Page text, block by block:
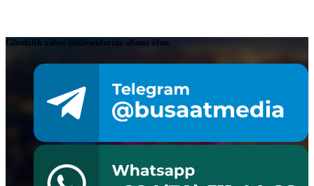
Gündəlik xəbər bülletenlərinə abunə olun